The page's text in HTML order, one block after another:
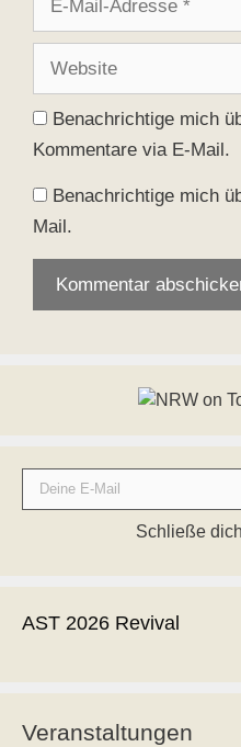
Adresse
Benachrichtige mich
Kommentare via E-Mail.
Benachrichtige mich
Mail.
Deine E-Mail
Schließe
AST 2026 Revival
Veranstaltungen